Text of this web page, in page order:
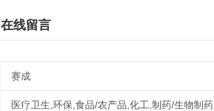
在线留言
赛成
医疗卫生,环保,食品/农产品,化工,制药/生物制药